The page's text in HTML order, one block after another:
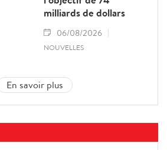
milliards de dollars
06/08/2026
NOUVELLES
En savoir plus